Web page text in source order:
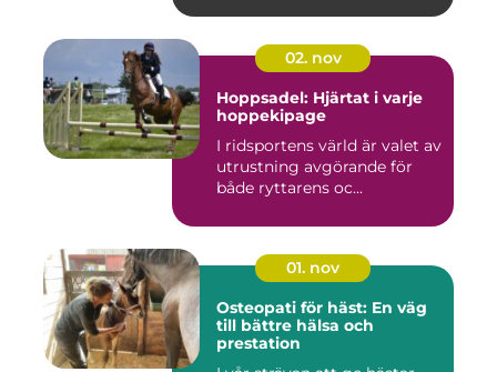
02. nov
Hoppsadel: Hjärtat i varje
hoppekipage
I ridsportens värld är valet av
utrustning avgörande för
både ryttarens oc...
01. nov
Osteopati för häst: En väg
till bättre hälsa och
prestation